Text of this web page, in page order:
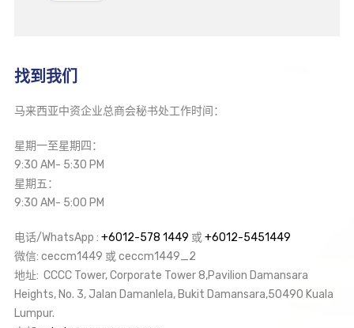
找到我们
马来西亚中资企业总商会秘书处工作时间：
星期一至星期四：
9:30 AM- 5:30 PM
星期五：
9:30 AM- 5:00 PM
电话/WhatsApp : +6012-578 1449 或+6012-5451449
微信: ceccm1449 或 ceccm1449_2
地址: CCCC Tower, Corporate Tower 8,Pavilion Damansara
Heights, No. 3, Jalan Damanlela, Bukit Damansara,50490 Kuala
Lumpur.